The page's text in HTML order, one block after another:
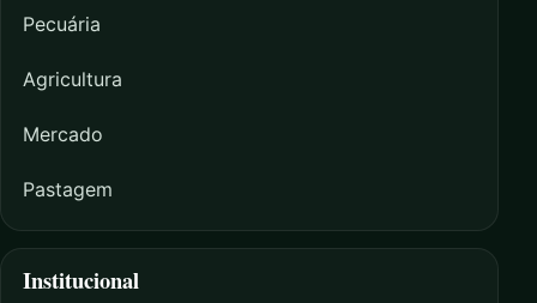
Pecuária
Agricultura
Mercado
Pastagem
Institucional